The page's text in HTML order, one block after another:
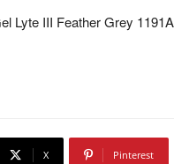
X Pinterest